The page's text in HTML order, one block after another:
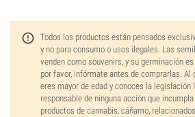
Todos los productos están pensados
y no para consumo o usos ilegales. Las
venden como souvenirs, y su germinación
por favor, infórmate antes de comprarlas.
eres mayor de edad y conoces la legislación
responsable de ninguna acción que
productos de cannabis, cáñamo,